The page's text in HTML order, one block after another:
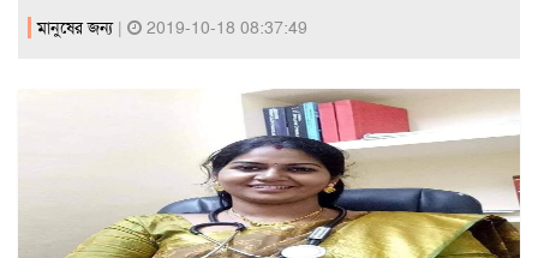
মানুষের জন্য | 2019-10-18 08:37:49